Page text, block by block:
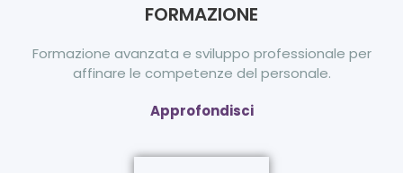
FORMAZIONE
Formazione avanzata e sviluppo professionale per
affinare le competenze del personale.
Approfondisci